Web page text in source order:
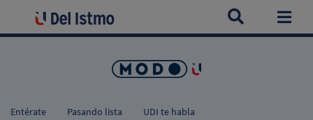
Home Blogs Consejos para una buena introducción
Entérate Pasando lista UDI te habla